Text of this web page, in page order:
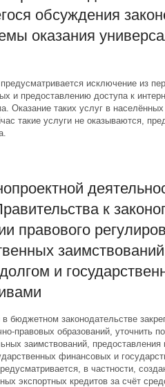
обсуждения
оказания
исключение из
и предоставлению доступа к
Оказание таких услуг в
такие услуги не оказываются,
к
правового
и
в бюджетном законодательстве
правовых образований, уточнить
заимствований, предоставления
финансовых и
в частности,
экспортных кредитов за счёт